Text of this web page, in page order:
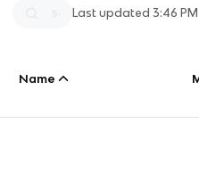
Last updated3:46 PM
Name